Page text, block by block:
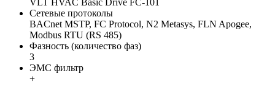
VLT HVAC Basic Drive FC-101
Сетевые протоколы
BACnet MSTP, FC Protocol, N2 Metasys, FLN Apogee,
Modbus RTU (RS 485)
Фазность (количество фаз)
3
ЭМС фильтр
+